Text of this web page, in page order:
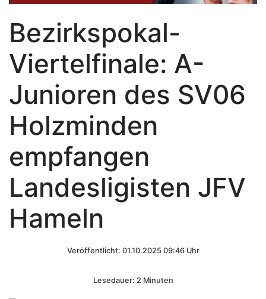
Bezirkspokal-
Viertelfinale: A-
Junioren des SV06
Holzminden
empfangen
Landesligisten JFV
Hameln
Veröffentlicht: 01.10.2025 09:46 Uhr
Lesedauer: 2 Minuten